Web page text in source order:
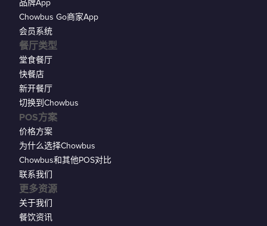
品牌App
Chowbus Go商家App
会员系统
餐厅类型
堂食餐厅
快餐店
新开餐厅
切换到Chowbus
POS方案
价格方案
为什么选择Chowbus
Chowbus和其他POS对比
联系我们
更多资源
关于我们
餐饮资讯